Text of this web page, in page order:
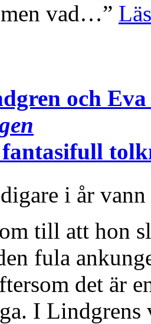
vad…”
och
i år
till att hon
fula
det är
I